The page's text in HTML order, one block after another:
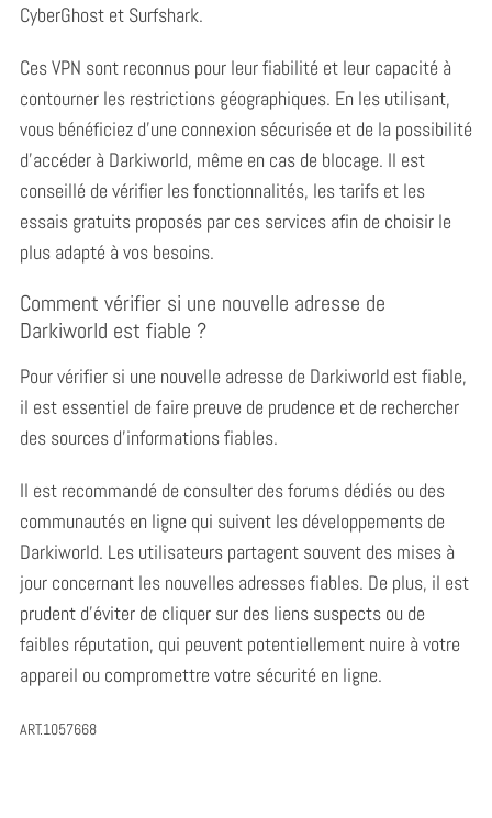
CyberGhost et Surfshark.
Ces VPN sont reconnus pour leur fiabilité et leur capacité à
contourner les restrictions géographiques. En les utilisant,
vous bénéficiez d’une connexion sécurisée et de la possibilité
d’accéder à Darkiworld, même en cas de blocage. Il est
conseillé de vérifier les fonctionnalités, les tarifs et les
essais gratuits proposés par ces services afin de choisir le
plus adapté à vos besoins.
Comment vérifier si une nouvelle adresse de
Darkiworld est fiable ?
Pour vérifier si une nouvelle adresse de Darkiworld est fiable,
il est essentiel de faire preuve de prudence et de rechercher
des sources d’informations fiables.
Il est recommandé de consulter des forums dédiés ou des
communautés en ligne qui suivent les développements de
Darkiworld. Les utilisateurs partagent souvent des mises à
jour concernant les nouvelles adresses fiables. De plus, il est
prudent d’éviter de cliquer sur des liens suspects ou de
faibles réputation, qui peuvent potentiellement nuire à votre
appareil ou compromettre votre sécurité en ligne.
ART.1057668